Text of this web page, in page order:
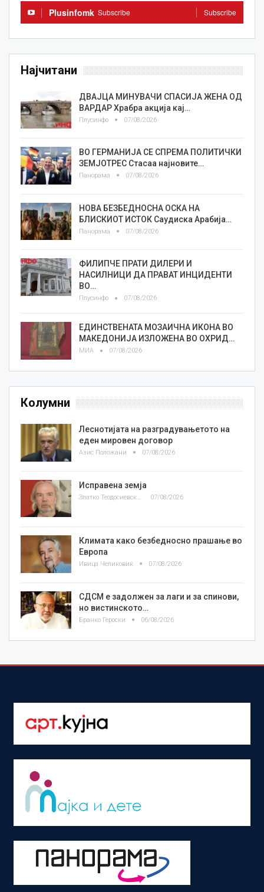
Plusinfomk Subscribe Subscribe
Најчитани
ДВАЈЦА МИНУВАЧИ СПАСИЈА ЖЕНА ОД
ВАРДАР Храбра акција кај…
Плусинфо 07/08/2026
ВО ГЕРМАНИЈА СЕ СПРЕМА ПОЛИТИЧКИ
ЗЕМЈОТРЕС Стасаа најновите…
Панорама 07/08/2026
НОВА БЕЗБЕДНОСНА ОСКА НА
БЛИСКИОТ ИСТОК Саудиска Арабија…
Панорама 07/08/2026
ФИЛИПЧЕ ПРАТИ ДИЛЕРИ И
НАСИЛНИЦИ ДА ПРАВАТ ИНЦИДЕНТИ
ВО…
Плусинфо 07/08/2026
ЕДИНСТВЕНАТА МОЗАИЧНА ИКОНА ВО
МАКЕДОНИЈА ИЗЛОЖЕНА ВО ОХРИД…
МИА 07/08/2026
Колумни
Леснотијата на разградувањетото на
еден мировен договор
Азис Положани 07/08/2026
Исправена земја
Златко Теодосиевски 07/08/2026
Климата како безбедносно прашање во
Европа
Ивица Челиковиќ 07/08/2026
СДСМ е задолжен за лаги и за спинови,
но вистинското…
Бранко Героски 06/08/2026